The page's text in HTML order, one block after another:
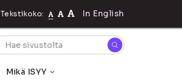
Tekstikoko: In English
Mikä ISYY